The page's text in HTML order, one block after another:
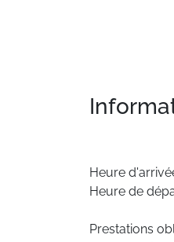
Heure
Heure de
Prestations